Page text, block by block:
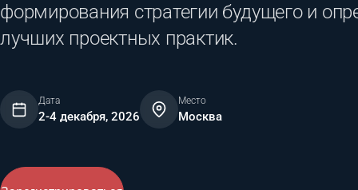
формирования стратегии будущего и
лучших проектных практик.
Дата
2-4 декабря, 2026
Место
Москва